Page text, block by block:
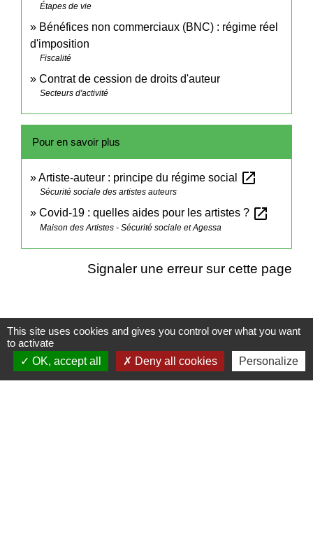
Étapes de vie
Bénéfices non commerciaux (BNC) : régime réel
d'imposition
Fiscalité
Contrat de cession de droits d'auteur
Secteurs d'activité
Pour en savoir plus
Artiste-auteur : principe du régime social open_in_new
Sécurité sociale des artistes auteurs
Covid-19 : quelles aides pour les artistes ? open_in_new
Maison des Artistes - Sécurité sociale et Agessa
Signaler une erreur sur cette page
Contacts
Mairie de Cormeray
This site uses cookies and gives you control over what you want
to activate
OK, accept all
Deny all cookies Personalize